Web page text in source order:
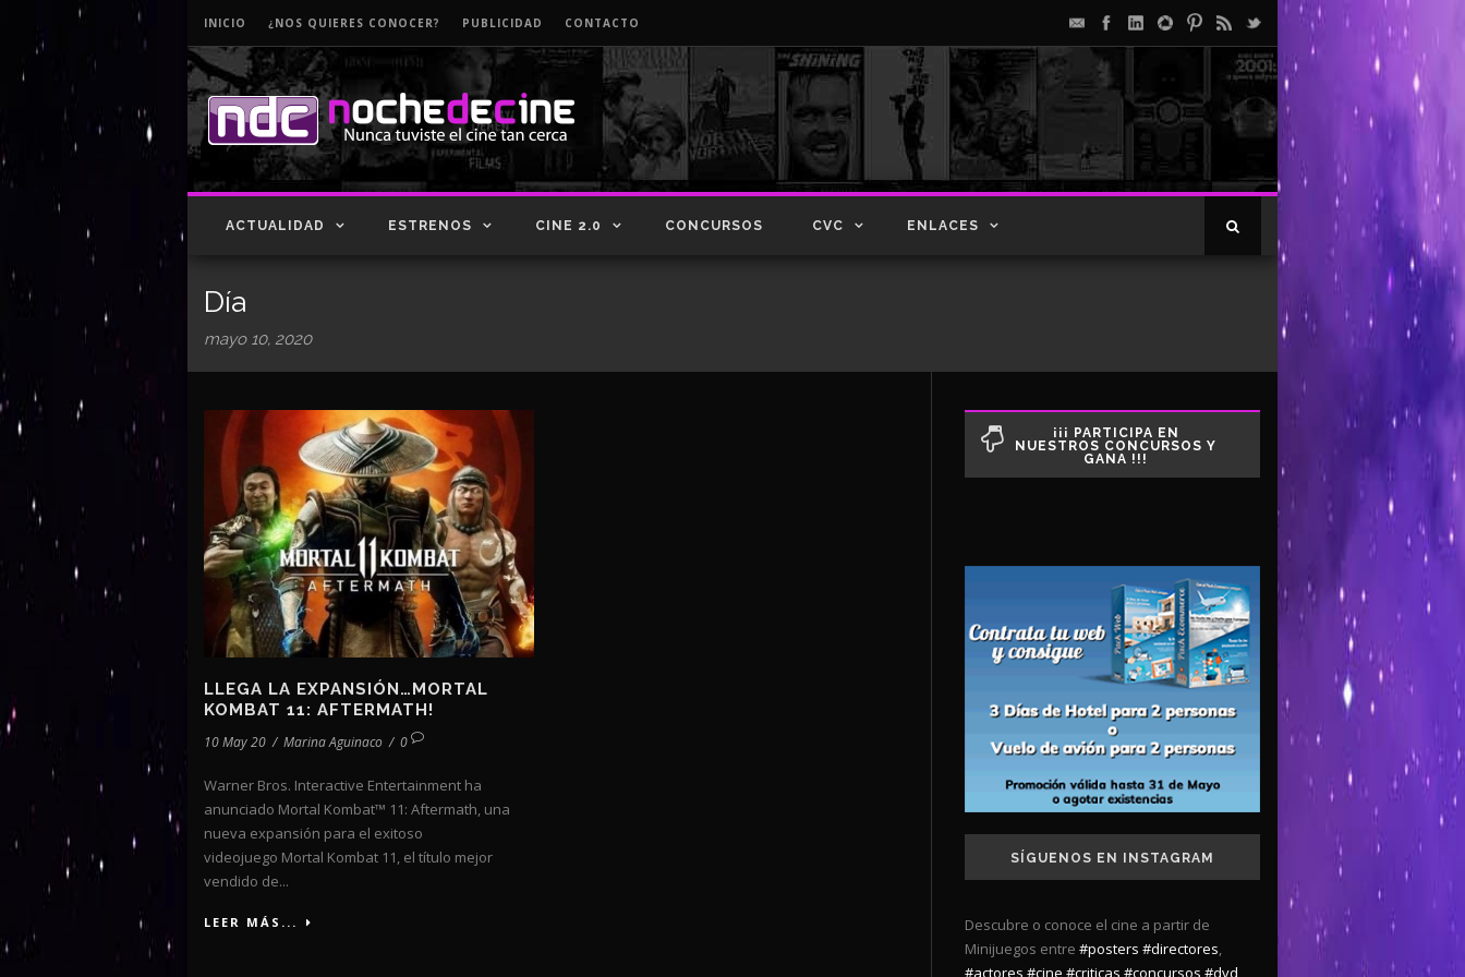
INICIO ¿NOS QUIERES CONOCER? PUBLICIDAD CONTACTO
ACTUALIDAD ESTRENOS CINE 2.0 CONCURSOS CVC ENLACES
Día
mayo 10, 2020
LLEGA LA EXPANSIÓN…MORTAL
KOMBAT 11: AFTERMATH!
10 May 20 / Marina Aguinaco / 0
Warner Bros. Interactive Entertainment ha
anunciado Mortal Kombat™ 11: Aftermath, una
nueva expansión para el exitoso
videojuego Mortal Kombat 11, el título mejor
vendido de...
LEER MÁS...
¡¡¡ PARTICIPA EN
NUESTROS CONCURSOS Y
GANA !!!
SÍGUENOS EN INSTAGRAM
Descubre o conoce el cine a partir de
Minijuegos entre #posters #directores,
#actores #cine #criticas #concursos #dvd